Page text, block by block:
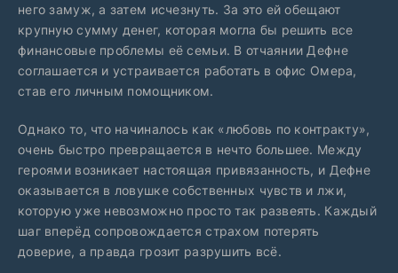
него замуж, а затем исчезнуть. За это ей обещают
крупную сумму денег, которая могла бы решить все
финансовые проблемы её семьи. В отчаянии Дефне
соглашается и устраивается работать в офис Омера,
став его личным помощником.
Однако то, что начиналось как «любовь по контракту»,
очень быстро превращается в нечто большее. Между
героями возникает настоящая привязанность, и Дефне
оказывается в ловушке собственных чувств и лжи,
которую уже невозможно просто так развеять. Каждый
шаг вперёд сопровождается страхом потерять
доверие, а правда грозит разрушить всё.